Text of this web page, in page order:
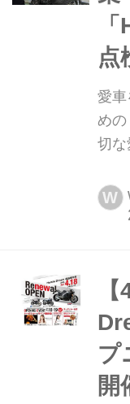
点
愛車
め
切な
せま
ン
今
整
W
プ
開